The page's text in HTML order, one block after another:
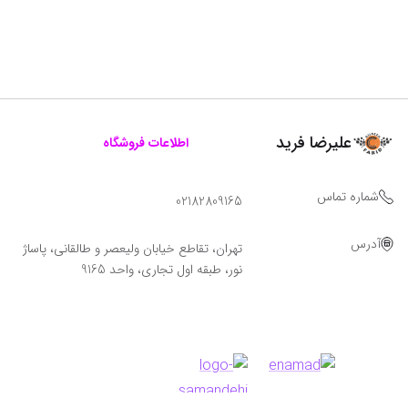
علیرضا فرید اطلاعات فروشگاه
شماره تماس 02182809165
آدرس
تهران، تقاطع خیابان ولیعصر و طالقانی، پاساژ
نور، طبقه اول تجاری، واحد 9165